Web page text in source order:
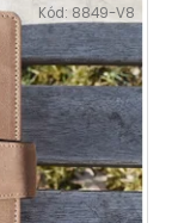
Kód: 8849-V8